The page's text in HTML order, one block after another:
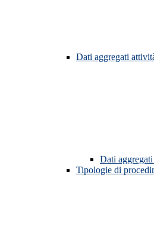
Dati aggregati
Dati
Tipologie di